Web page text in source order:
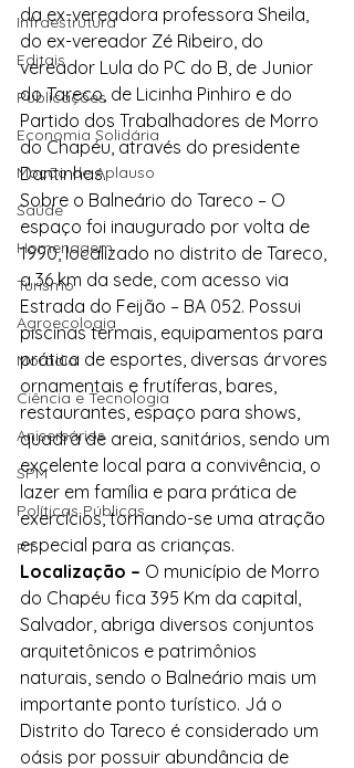
Infraestrutura
Editais
Publicações
Economia Solidária
Moção de Aplauso
Saúde
Homenagem
Turismo
Agroecologia
Moradia
Ciência e Tecnologia
Anisersários
SPM
Políticas Públicas
PT
da ex-vereadora professora Sheila,
do ex-vereador Zé Ribeiro, do
vereador Lula do PC do B, de Junior
do Tareco, de Licinha Pinhiro e do
Partido dos Trabalhadores de Morro
do Chapéu, através do presidente
Dantinhas.
Sobre o Balneário do Tareco – O
espaço foi inaugurado por volta de
1990, localizado no distrito de Tareco,
a 36 km da sede, com acesso via
Estrada do Feijão – BA 052. Possui
piscinas termais, equipamentos para
prática de esportes, diversas árvores
ornamentais e frutíferas, bares,
restaurantes, espaço para shows,
quadra de areia, sanitários, sendo um
excelente local para a convivência, o
lazer em família e para prática de
exercícios, tornando-se uma atração
especial para as crianças.
Localização – O município de Morro
do Chapéu fica 395 Km da capital,
Salvador, abriga diversos conjuntos
arquitetônicos e patrimônios
naturais, sendo o Balneário mais um
importante ponto turístico. Já o
Distrito do Tareco é considerado um
oásis por possuir abundância de